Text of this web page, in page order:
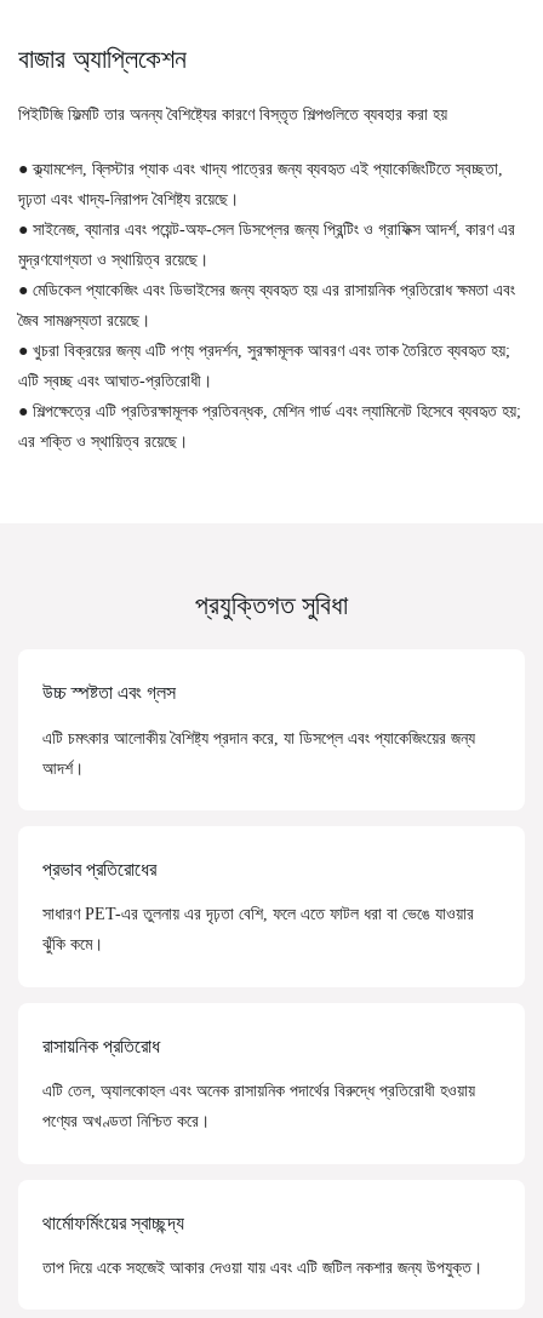
বাজার অ্যাপ্লিকেশন
পিইটিজি ফিল্মটি তার অনন্য বৈশিষ্ট্যের কারণে বিস্তৃত শিল্পগুলিতে ব্যবহার করা হয়
●ক্ল্যামশেল, ব্লিস্টার প্যাক এবং খাদ্য পাত্রের জন্য ব্যবহৃত এই প্যাকেজিংটিতে স্বচ্ছতা,
দৃঢ়তা এবং খাদ্য-নিরাপদ বৈশিষ্ট্য রয়েছে।
● সাইনেজ, ব্যানার এবং পয়েন্ট-অফ-সেল ডিসপ্লের জন্য প্রিন্টিং ও গ্রাফিক্স আদর্শ, কারণ এর
মুদ্রণযোগ্যতা ও স্থায়িত্ব রয়েছে।
● মেডিকেল প্যাকেজিং এবং ডিভাইসের জন্য ব্যবহৃত হয় এর রাসায়নিক প্রতিরোধ ক্ষমতা এবং
জৈব সামঞ্জস্যতা রয়েছে।
● খুচরা বিক্রয়ের জন্য এটি পণ্য প্রদর্শন, সুরক্ষামূলক আবরণ এবং তাক তৈরিতে ব্যবহৃত হয়;
এটি স্বচ্ছ এবং আঘাত-প্রতিরোধী।
● শিল্পক্ষেত্রে এটি প্রতিরক্ষামূলক প্রতিবন্ধক, মেশিন গার্ড এবং ল্যামিনেট হিসেবে ব্যবহৃত হয়;
এর শক্তি ও স্থায়িত্ব রয়েছে।
প্রযুক্তিগত সুবিধা
উচ্চ স্পষ্টতা এবং গ্লস
এটি চমৎকার আলোকীয় বৈশিষ্ট্য প্রদান করে, যা ডিসপ্লে এবং প্যাকেজিংয়ের জন্য
আদর্শ।
প্রভাব প্রতিরোধের
সাধারণ PET-এর তুলনায় এর দৃঢ়তা বেশি, ফলে এতে ফাটল ধরা বা ভেঙে যাওয়ার
ঝুঁকি কমে।
রাসায়নিক প্রতিরোধ
এটি তেল, অ্যালকোহল এবং অনেক রাসায়নিক পদার্থের বিরুদ্ধে প্রতিরোধী হওয়ায়
পণ্যের অখণ্ডতা নিশ্চিত করে।
থার্মোফর্মিংয়ের স্বাচ্ছন্দ্য
তাপ দিয়ে একে সহজেই আকার দেওয়া যায় এবং এটি জটিল নকশার জন্য উপযুক্ত।